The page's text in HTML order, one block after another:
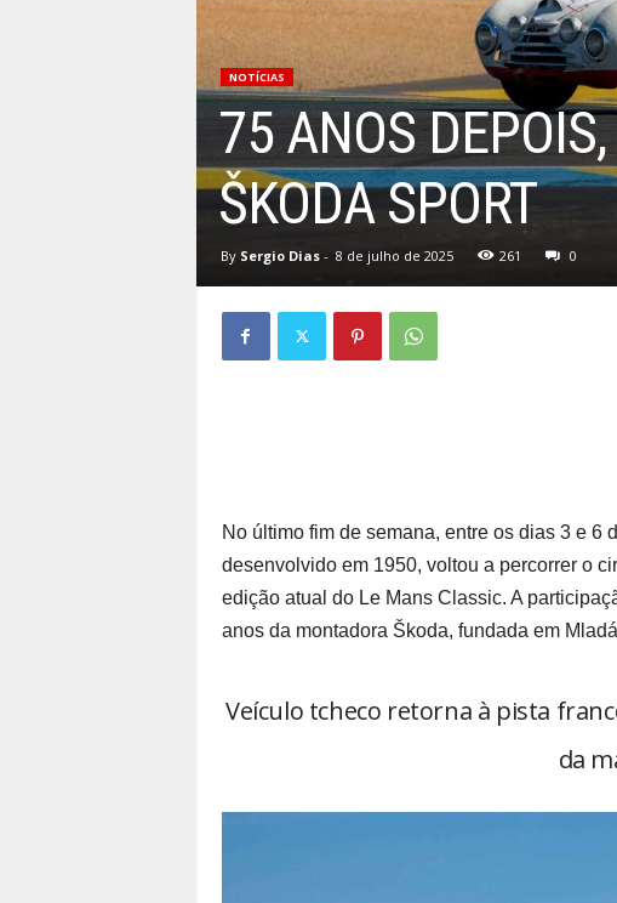
NOTÍCIAS
75 ANOS
ŠKODA SPORT
By Sergio Dias- 8 de julho de 2025 261 0
No último fim de semana, entre os dias 3 e 6
desenvolvido em 1950, voltou a percorrer o
edição atual do Le Mans Classic. A
anos da montadora Škoda, fundada em
Veículo tcheco retorna à pista
da